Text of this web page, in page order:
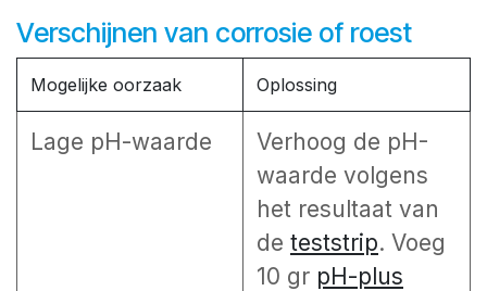
Verschijnen van corrosie of roest
Mogelijke oorzaak Oplossing
Lage pH-waarde
Verhoog de pH-
waarde volgens
het resultaat van
de teststrip. Voeg
10 gr pH-plus